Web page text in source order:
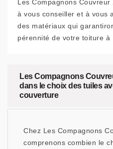
Les Compagnons
à vous conseiller et à vous
des matériaux qui
pérennité de votre toiture à
Les Compagnons
dans le choix des tuiles
couverture
Chez Les Compagnons
comprenons combien le